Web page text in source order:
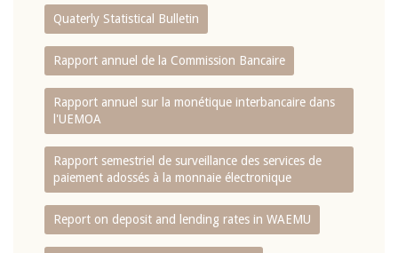
Quaterly Statistical Bulletin
Rapport annuel de la Commission Bancaire
Rapport annuel sur la monétique interbancaire dans
l'UEMOA
Rapport semestriel de surveillance des services de
paiement adossés à la monnaie électronique
Report on deposit and lending rates in WAEMU